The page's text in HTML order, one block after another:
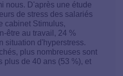
nous. D'après une étude
de stress des salariés
cabinet Stimulus,
être au travail, 24 %
situation d'hyperstress.
plus nombreuses sont
plus de 40 ans (53 %), et